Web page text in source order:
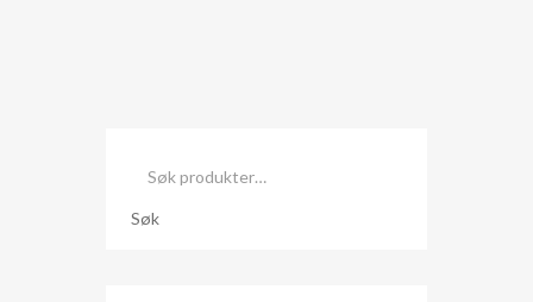
etter:
Søk